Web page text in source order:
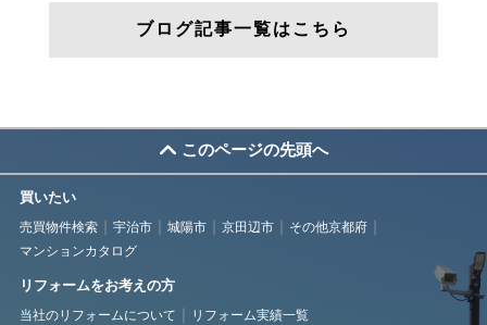
ブログ記事一覧はこちら
このページの先頭へ
買いたい
売買物件検索 宇治市 城陽市 京田辺市
その他京都府
マンションカタログ
リフォームをお考えの方
当社のリフォームについて リフォーム実績一覧